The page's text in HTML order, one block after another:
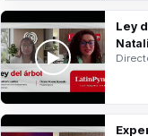
Ley